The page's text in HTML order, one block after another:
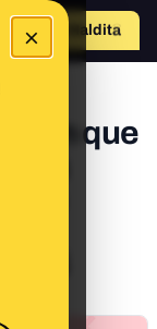
×
Hazte Maldito
que
ha
los